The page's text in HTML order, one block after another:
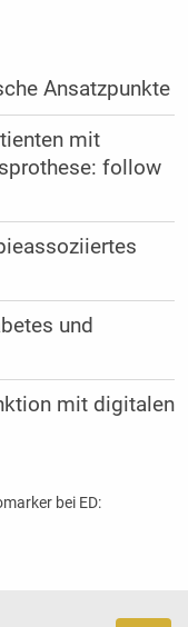
Ansatzpunkte
mit
follow
und
mit digitalen
bei ED: